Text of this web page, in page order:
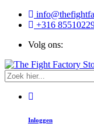
+316
Volg ons:
Inloggen